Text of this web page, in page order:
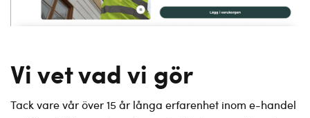
Vi vet vad vi gör
Tack vare vår över 15 år långa erfarenhet inom e-handel